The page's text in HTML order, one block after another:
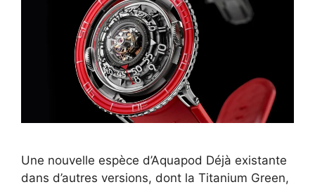
Une nouvelle espèce d’Aquapod Déjà existante
dans d’autres versions, dont la Titanium Green,